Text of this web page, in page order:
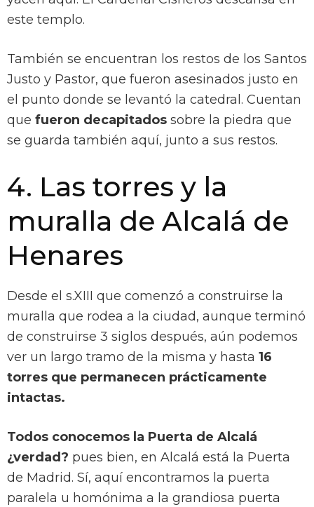
este templo.
También se encuentran los restos de los Santos
Justo y Pastor, que fueron asesinados justo en
el punto donde se levantó la catedral. Cuentan
que fueron decapitados sobre la piedra que
se guarda también aquí, junto a sus restos.
4. Las torres y la
muralla de Alcalá de
Henares
Desde el s.XIII que comenzó a construirse la
muralla que rodea a la ciudad, aunque terminó
de construirse 3 siglos después, aún podemos
ver un largo tramo de la misma y hasta 16
torres que permanecen prácticamente
intactas.
Todos conocemos la Puerta de Alcalá
¿verdad? pues bien, en Alcalá está la Puerta
de Madrid. Sí, aquí encontramos la puerta
paralela u homónima a la grandiosa puerta